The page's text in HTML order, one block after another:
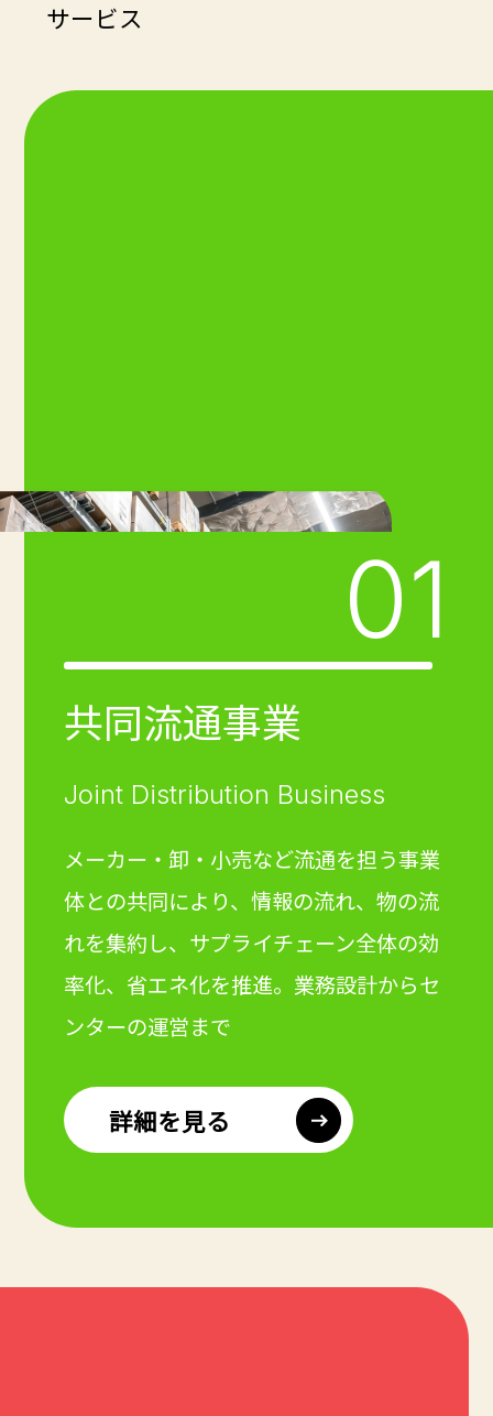
サービス
01
共同流通事業
Joint Distribution Business
メーカー・卸・小売など流通を担う事業
体との共同により、情報の流れ、物の流
れを集約し、 サプライチェーン全体の効
率化、省エネ化を推進。業務設計からセ
ンターの運営まで
詳細を見る